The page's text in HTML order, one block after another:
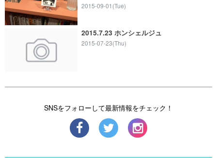
2015-09-01(Tue)
2015.7.23 ホンシェルジュ
2015-07-23(Thu)
SNSをフォローして最新情報をチェック！